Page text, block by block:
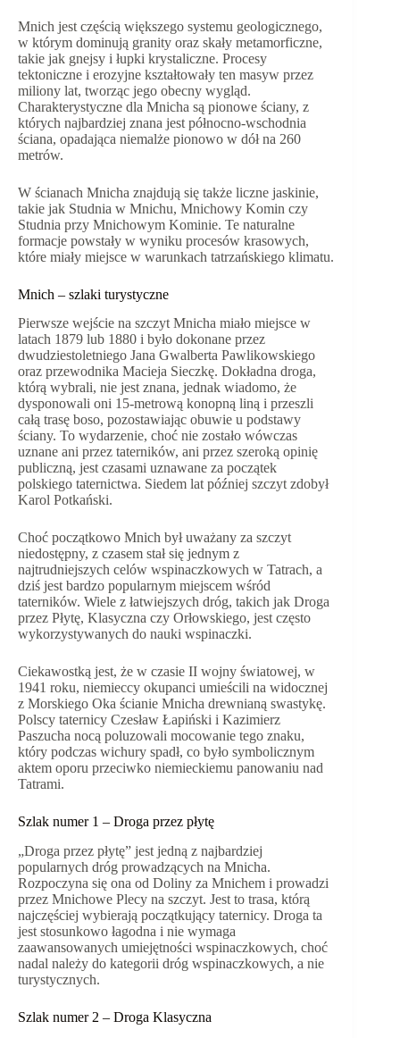
Mnich jest częścią większego systemu geologicznego,
w którym dominują granity oraz skały metamorficzne,
takie jak gnejsy i łupki krystaliczne. Procesy
tektoniczne i erozyjne kształtowały ten masyw przez
miliony lat, tworząc jego obecny wygląd.
Charakterystyczne dla Mnicha są pionowe ściany, z
których najbardziej znana jest północno-wschodnia
ściana, opadająca niemalże pionowo w dół na 260
metrów.
W ścianach Mnicha znajdują się także liczne jaskinie,
takie jak Studnia w Mnichu, Mnichowy Komin czy
Studnia przy Mnichowym Kominie. Te naturalne
formacje powstały w wyniku procesów krasowych,
które miały miejsce w warunkach tatrzańskiego klimatu.
Mnich – szlaki turystyczne
Pierwsze wejście na szczyt Mnicha miało miejsce w
latach 1879 lub 1880 i było dokonane przez
dwudziestoletniego Jana Gwalberta Pawlikowskiego
oraz przewodnika Macieja Sieczkę. Dokładna droga,
którą wybrali, nie jest znana, jednak wiadomo, że
dysponowali oni 15-metrową konopną liną i przeszli
całą trasę boso, pozostawiając obuwie u podstawy
ściany. To wydarzenie, choć nie zostało wówczas
uznane ani przez taterników, ani przez szeroką opinię
publiczną, jest czasami uznawane za początek
polskiego taternictwa. Siedem lat później szczyt zdobył
Karol Potkański.
Choć początkowo Mnich był uważany za szczyt
niedostępny, z czasem stał się jednym z
najtrudniejszych celów wspinaczkowych w Tatrach, a
dziś jest bardzo popularnym miejscem wśród
taterników. Wiele z łatwiejszych dróg, takich jak Droga
przez Płytę, Klasyczna czy Orłowskiego, jest często
wykorzystywanych do nauki wspinaczki.
Ciekawostką jest, że w czasie II wojny światowej, w
1941 roku, niemieccy okupanci umieścili na widocznej
z Morskiego Oka ścianie Mnicha drewnianą swastykę.
Polscy taternicy Czesław Łapiński i Kazimierz
Paszucha nocą poluzowali mocowanie tego znaku,
który podczas wichury spadł, co było symbolicznym
aktem oporu przeciwko niemieckiemu panowaniu nad
Tatrami.
Szlak numer 1 – Droga przez płytę
„Droga przez płytę” jest jedną z najbardziej
popularnych dróg prowadzących na Mnicha.
Rozpoczyna się ona od Doliny za Mnichem i prowadzi
przez Mnichowe Plecy na szczyt. Jest to trasa, którą
najczęściej wybierają początkujący taternicy. Droga ta
jest stosunkowo łagodna i nie wymaga
zaawansowanych umiejętności wspinaczkowych, choć
nadal należy do kategorii dróg wspinaczkowych, a nie
turystycznych.
Szlak numer 2 – Droga Klasyczna